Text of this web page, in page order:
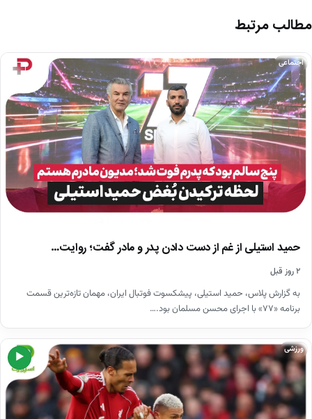
مطالب مرتبط
اجتماعی
حمید استیلی از غم از دست دادن پدر و مادر گفت؛ روایت…
۲ روز قبل
به گزارش پلاس، حمید استیلی، پیشکسوت فوتبال ایران، مهمان تازه‌ترین قسمت
برنامه «۷۷» با اجرای محسن مسلمان بود.…
▶
ورزشی